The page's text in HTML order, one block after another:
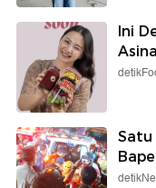
Ini
Satu